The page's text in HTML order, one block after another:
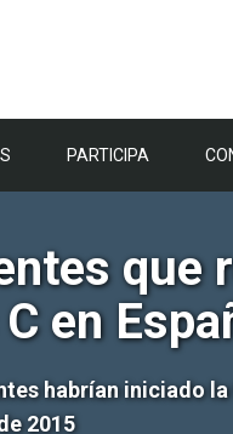
PARTICIPA
que
en
habrían iniciado
2015